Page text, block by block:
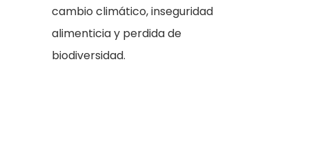
cambio climático, inseguridad
alimenticia y perdida de
biodiversidad.